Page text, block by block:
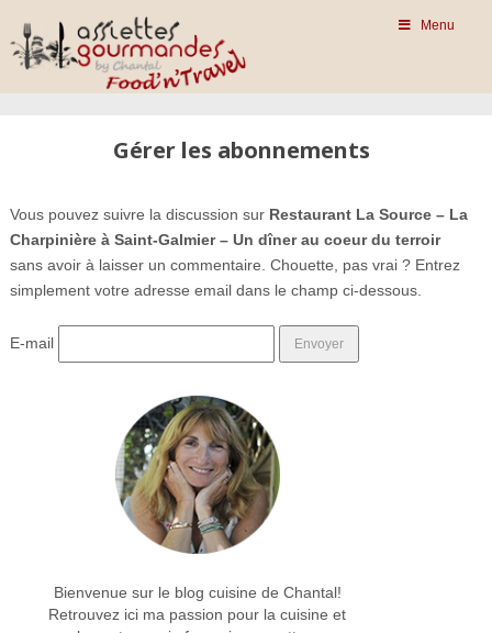
Menu
Gérer les abonnements
Vous pouvez suivre la discussion sur Restaurant La Source – La
Charpinière à Saint-Galmier – Un dîner au coeur du terroir
sans avoir à laisser un commentaire. Chouette, pas vrai ? Entrez
simplement votre adresse email dans le champ ci-dessous.
E-mail
Bienvenue sur le blog cuisine de Chantal!
Retrouvez ici ma passion pour la cuisine et